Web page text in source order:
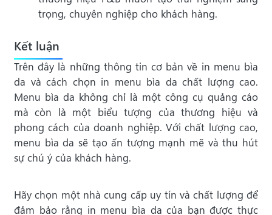
trọng, chuyên nghiệp cho khách hàng.
Kết luận
Trên đây là những thông tin cơ bản về in menu bìa
da và cách chọn in menu bìa da chất lượng cao.
Menu bìa da không chỉ là một công cụ quảng cáo
mà còn là một biểu tượng của thương hiệu và
phong cách của doanh nghiệp. Với chất lượng cao,
menu bìa da sẽ tạo ấn tượng mạnh mẽ và thu hút
sự chú ý của khách hàng.
Hãy chọn một nhà cung cấp uy tín và chất lượng để
đảm bảo rằng in menu bìa da của bạn được thực